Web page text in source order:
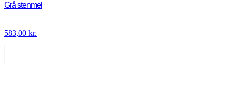
Grå stenmel
583,00 kr.